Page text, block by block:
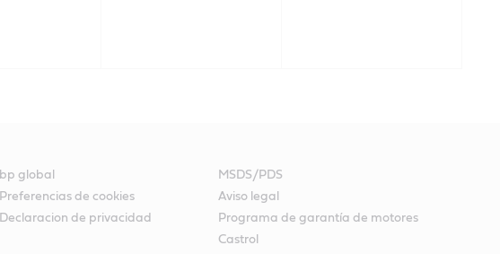
bp global
MSDS/PDS
Preferencias de cookies
Aviso legal
Declaracion de privacidad
Programa de garantía de motores
Castrol